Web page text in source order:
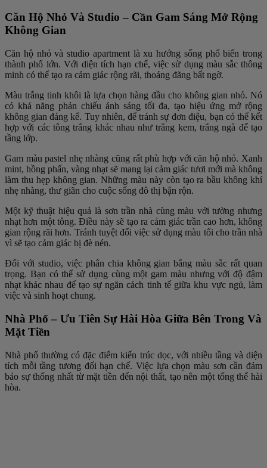
Căn Hộ Nhỏ Và Studio – Cần Gam Sáng Mở Rộng
Không Gian
Căn hộ nhỏ và studio apartment là xu hướng sống phổ biến trong
thành phố lớn. Với diện tích hạn chế, việc sử dụng màu sắc thông
minh có thể tạo ra cảm giác rộng rãi, thoáng đãng bất ngờ.
Màu trắng tinh khôi là lựa chọn hàng đầu cho không gian nhỏ. Nó
có khả năng phản chiếu ánh sáng tối đa, tạo hiệu ứng mở rộng
không gian đáng kể. Tuy nhiên, để tránh sự đơn điệu, bạn có thể kết
hợp với các tông trắng khác nhau như trắng kem, trắng ngà để tạo
tầng lớp.
Gam màu pastel nhẹ nhàng cũng rất phù hợp với căn hộ nhỏ. Xanh
mint, hồng phấn, vàng nhạt sẽ mang lại cảm giác tươi mới mà không
làm thu hẹp không gian. Những màu này còn tạo ra bầu không khí
nhẹ nhàng, thư giãn cho cuộc sống đô thị bận rộn.
Một kỹ thuật hiệu quả là sơn trần nhà cùng màu với tường nhưng
nhạt hơn một tông. Điều này sẽ tạo ra cảm giác trần cao hơn, không
gian rộng rãi hơn. Tránh tuyệt đối việc sử dụng màu tối cho trần nhà
vì sẽ tạo cảm giác bị đè nén.
Đối với studio, việc phân chia không gian bằng màu sắc rất quan
trọng. Bạn có thể sử dụng cùng một gam màu nhưng với độ đậm
nhạt khác nhau để tạo sự ngăn cách tinh tế giữa khu vực ngủ, làm
việc và sinh hoạt chung.
Nhà Phố – Ưu Tiên Sự Hài Hòa Giữa Bên Trong Và
Mặt Tiền
Nhà phố thường có đặc điểm kiến trúc dọc, với nhiều tầng và diện
tích mỗi tầng tương đối hạn chế. Việc lựa chọn màu sơn cần đảm
bảo sự thống nhất từ mặt tiền đến nội thất, tạo nên một tổng thể hài
hòa.